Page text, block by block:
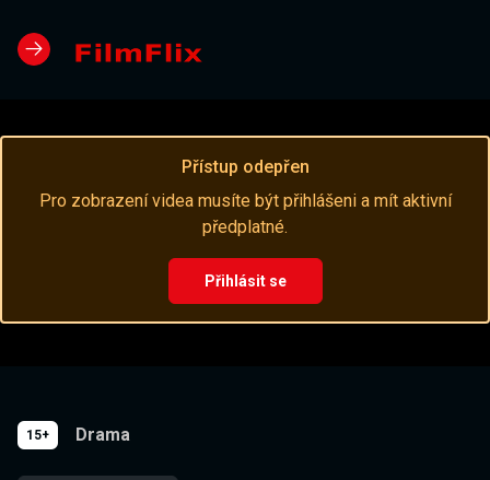
Přístup odepřen
Pro zobrazení videa musíte být přihlášeni a mít aktivní
předplatné.
Přihlásit se
15+ Drama